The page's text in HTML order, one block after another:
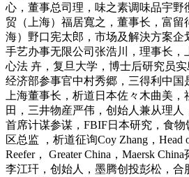
心，董事总司理，味之素调味品宇野
贸（上海）福居寬之，董事长，富留
海）野口宪太郎，市场及解決方案企
手艺办事无限公司张浩川，理事长，
心法 卉，复旦大学，博士后研究员实
经济部参事官中村秀郷，三得利中国
上海董事长，析道日本佐々木曲美
田，三井物産严伟，创始人兼从理人
首席计谋参谋，FBIF日本研究，食
区总监 ，析道征询Coy Zhang，Head
Reefer， Greater China，Maersk
李江玕，创始人，墨腾创投彭松，合